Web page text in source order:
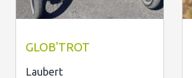
GLOB'TROT
Laubert